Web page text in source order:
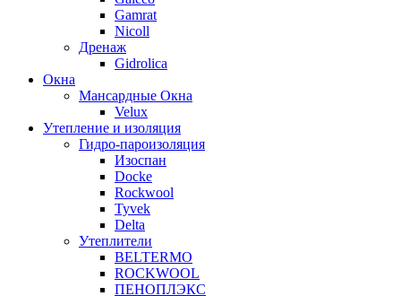
Gamrat
Nicoll
Дренаж
Gidrolica
Окна
Мансардные Окна
Velux
Утепление и изоляция
Гидро-пароизоляция
Изоспан
Docke
Rockwool
Tyvek
Delta
Утеплители
BELTERMO
ROCKWOOL
ПЕНОПЛЭКС